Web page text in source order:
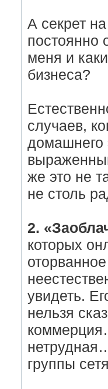
А секрет
постоянно
меня и
бизнеса?
случаев,
домашнего
же это не
не столь
2.
которых
увидеть.
нельзя
группы